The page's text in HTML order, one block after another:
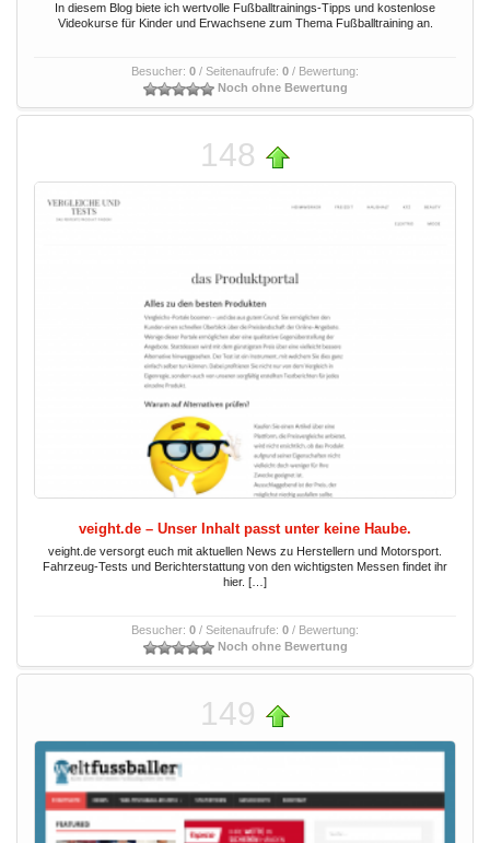
In diesem Blog biete ich wertvolle Fußballtrainings-Tipps und kostenlose
Videokurse für Kinder und Erwachsene zum Thema Fußballtraining an.
Besucher: 0 / Seitenaufrufe: 0 / Bewertung:
Noch ohne Bewertung
148
veight.de – Unser Inhalt passt unter keine Haube.
veight.de versorgt euch mit aktuellen News zu Herstellern und Motorsport.
Fahrzeug-Tests und Berichterstattung von den wichtigsten Messen findet ihr
hier. […]
Besucher: 0 / Seitenaufrufe: 0 / Bewertung:
Noch ohne Bewertung
149